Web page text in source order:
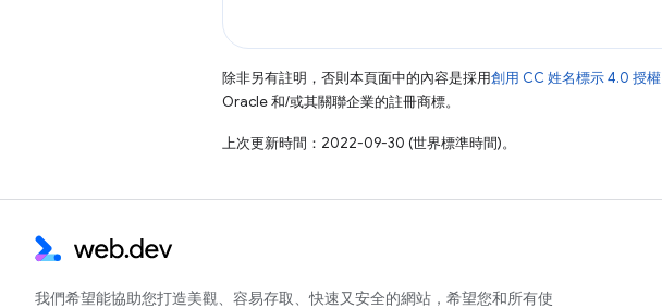
除非另有註明，否則本頁面中的內容是採用創用 CC 姓名標示 4.0 授權
Oracle 和/或其關聯企業的註冊商標。
上次更新時間：2022-09-30 (世界標準時間)。
我們希望能協助您打造美觀、容易存取、快速又安全的網站，希望您和所有使